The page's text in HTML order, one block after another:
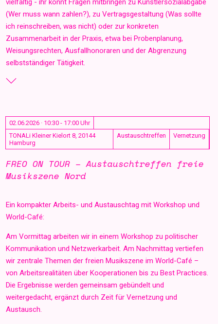
vielfältig - ihr könnt Fragen mitbringen zu Künstlersozialabgabe
(Wer muss wann zahlen?), zu Vertragsgestaltung (Was sollte
ich reinschreiben, was nicht) oder zur konkreten
Zusammenarbeit in der Praxis, etwa bei Probenplanung,
Weisungsrechten, Ausfallhonoraren und der Abgrenzung
selbstständiger Tätigkeit.
02.06.2026 · 10:30 - 17:00 Uhr
TONALi Kleiner Kielort 8, 20144
Hamburg
Austauschtreffen Vernetzung
FREO ON TOUR – Austauschtreffen freie
Musikszene Nord
Ein kompakter Arbeits- und Austauschtag mit Workshop und
World-Café:
Am Vormittag arbeiten wir in einem Workshop zu politischer
Kommunikation und Netzwerkarbeit. Am Nachmittag vertiefen
wir zentrale Themen der freien Musikszene im World-Café –
von Arbeitsrealitäten über Kooperationen bis zu Best Practices.
Die Ergebnisse werden gemeinsam gebündelt und
weitergedacht, ergänzt durch Zeit für Vernetzung und
Austausch.